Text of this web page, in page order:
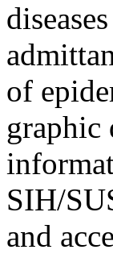
of
graphic
SIH/
and